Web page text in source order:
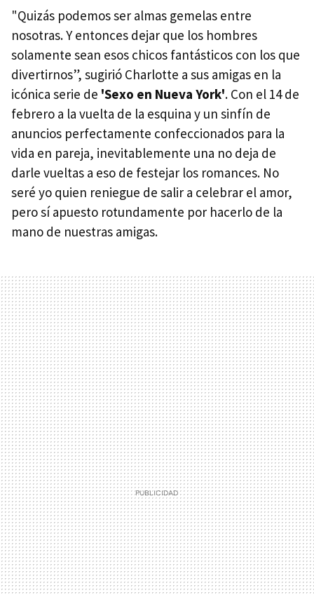
"Quizás podemos ser almas gemelas entre
nosotras. Y entonces dejar que los hombres
solamente sean esos chicos fantásticos con los que
divertirnos”, sugirió Charlotte a sus amigas en la
icónica serie de 'Sexo en Nueva York'. Con el 14 de
febrero a la vuelta de la esquina y un sinfín de
anuncios perfectamente confeccionados para la
vida en pareja, inevitablemente una no deja de
darle vueltas a eso de festejar los romances. No
seré yo quien reniegue de salir a celebrar el amor,
pero sí apuesto rotundamente por hacerlo de la
mano de nuestras amigas.